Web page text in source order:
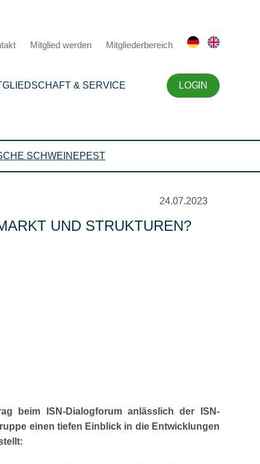
Mitglied werden Mitgliederbereich
& SERVICE LOGIN
SCHWEINEPEST
24.07.2023
UND STRUKTUREN?
beim ISN-Dialogforum anlässlich der ISN-
einen tiefen Einblick in die Entwicklungen